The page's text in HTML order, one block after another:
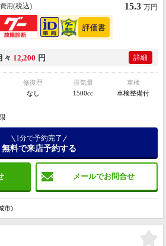
用(税込) 15.3 万円
々 12,200 円 詳細
修復歴
なし
排気量
1500cc
車検
車検整備付
メールでお問合せ
1分で予約完了
無料で来店予約する
市)